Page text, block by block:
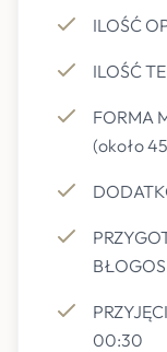
ILOŚĆ
ILOŚĆ
FORMA
(około
00:30